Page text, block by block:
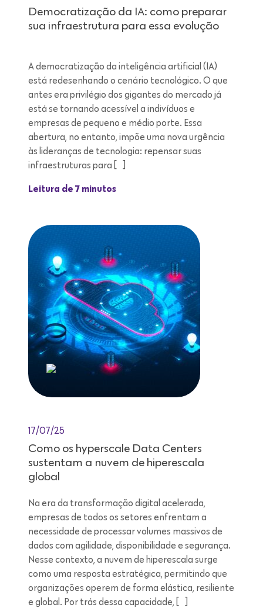
Democratização da IA: como preparar
sua infraestrutura para essa evolução
A democratização da inteligência artificial (IA)
está redesenhando o cenário tecnológico. O que
antes era privilégio dos gigantes do mercado já
está se tornando acessível a indivíduos e
empresas de pequeno e médio porte. Essa
abertura, no entanto, impõe uma nova urgência
às lideranças de tecnologia: repensar suas
infraestruturas para […]
Leitura de 7 minutos
17/07/25
Como os hyperscale Data Centers
sustentam a nuvem de hiperescala
global
Na era da transformação digital acelerada,
empresas de todos os setores enfrentam a
necessidade de processar volumes massivos de
dados com agilidade, disponibilidade e segurança.
Nesse contexto, a nuvem de hiperescala surge
como uma resposta estratégica, permitindo que
organizações operem de forma elástica, resiliente
e global. Por trás dessa capacidade, […]